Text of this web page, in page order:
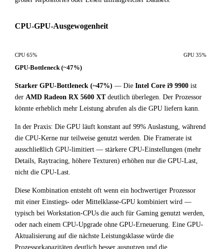
CPU-GPU-Ausgewogenheit
CPU 65% GPU 35%
GPU-Bottleneck (~47%)
Starker GPU-Bottleneck (~47%) — Die Intel Core i9 9900 ist
der AMD Radeon RX 5600 XTdeutlich überlegen. Der Prozessor
könnte erheblich mehr Leistung abrufen als die GPU liefern kann.
In der Praxis: Die GPU läuft konstant auf 99% Auslastung, während
die CPU-Kerne nur teilweise genutzt werden. Die Framerate ist
ausschließlich GPU-limitiert — stärkere CPU-Einstellungen (mehr
Details, Raytracing, höhere Texturen) erhöhen nur die GPU-Last,
nicht die CPU-Last.
Diese Kombination entsteht oft wenn ein hochwertiger Prozessor
mit einer Einstiegs- oder Mittelklasse-GPU kombiniert wird —
typisch bei Workstation-CPUs die auch für Gaming genutzt werden,
oder nach einem CPU-Upgrade ohne GPU-Erneuerung. Eine GPU-
Aktualisierung auf die nächste Leistungsklasse würde die
Prozessorkapazitäten deutlich besser ausnutzen und die